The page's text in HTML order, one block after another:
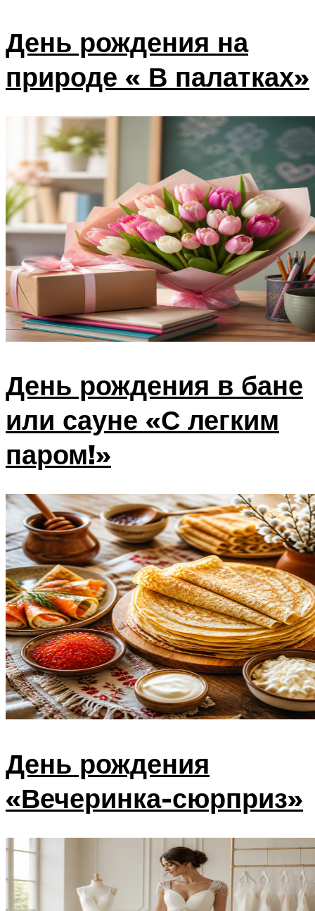
День рождения на
природе « В палатках»
День рождения в бане
или сауне «С легким
паром!»
День рождения
«Вечеринка-сюрприз»